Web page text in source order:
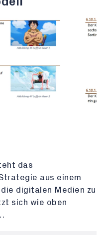
das
aus einem
digitalen Medien zu
sich wie oben